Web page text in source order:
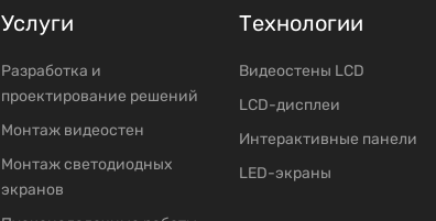
Услуги
Разработка и
проектирование решений
Mонтаж видеостен
Moнтаж светодиодных
экранов
Технологии
Видеостены LCD
LCD-дисплеи
Интерактивные панели
LED-экраны